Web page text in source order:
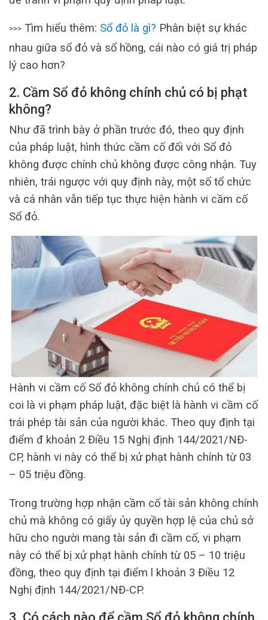
>>> Tìm hiểu thêm: Sổ đỏ là gì? Phân biệt sự khác
nhau giữa sổ đỏ và sổ hồng, cái nào có giá trị pháp
lý cao hơn?
2. Cầm Sổ đỏ không chính chủ có bị phạt
không?
Như đã trình bày ở phần trước đó, theo quy định
của pháp luật, hình thức cầm cố đối với Sổ đỏ
không được chính chủ không được công nhận. Tuy
nhiên, trái ngược với quy định này, một số tổ chức
và cá nhân vẫn tiếp tục thực hiện hành vi cầm cố
Sổ đỏ.
Hành vi cầm cố Sổ đỏ không chính chủ có thể bị
coi là vi phạm pháp luật, đặc biệt là hành vi cầm cố
trái phép tài sản của người khác. Theo quy định tại
điểm đ khoản 2 Điều 15 Nghị định 144/2021/NĐ-
CP, hành vi này có thể bị xử phạt hành chính từ 03
– 05 triệu đồng.
Trong trường hợp nhận cầm cố tài sản không chính
chủ mà không có giấy ủy quyền hợp lệ của chủ sở
hữu cho người mang tài sản đi cầm cố, vi phạm
này có thể bị xử phạt hành chính từ 05 – 10 triệu
đồng, theo quy định tại điểm l khoản 3 Điều 12
Nghị định 144/2021/NĐ-CP.